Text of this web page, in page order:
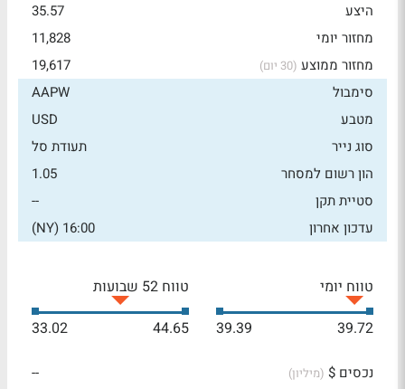
היצע
35.57
מחזור יומי
11,828
מחזור ממוצע (30 יום)
19,617
סימבול
AAPW
מטבע
USD
סוג נייר
תעודת סל
הון רשום למסחר
1.05
סטיית תקן
--
עדכון אחרון
16:00 (NY)
טווח יומי
39.72
39.39
טווח 52 שבועות
44.65
33.02
נכסים $ (מיליון)
--